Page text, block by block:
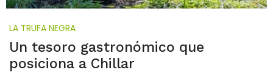
LA TRUFA NEGRA
Un tesoro gastronómico que
posiciona a Chillar